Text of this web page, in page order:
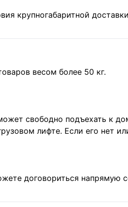
крупногабаритной
весом более 50 кг.
свободно подъехать к
лифте. Если его нет
договориться напрямую